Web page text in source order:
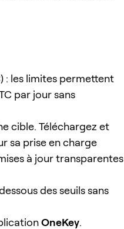
: les limites permettent
par jour sans
cible. Téléchargez et
sa prise en charge
à jour transparentes
des seuils sans
OneKey.